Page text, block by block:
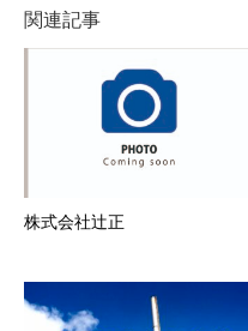
関連記事
株式会社辻正